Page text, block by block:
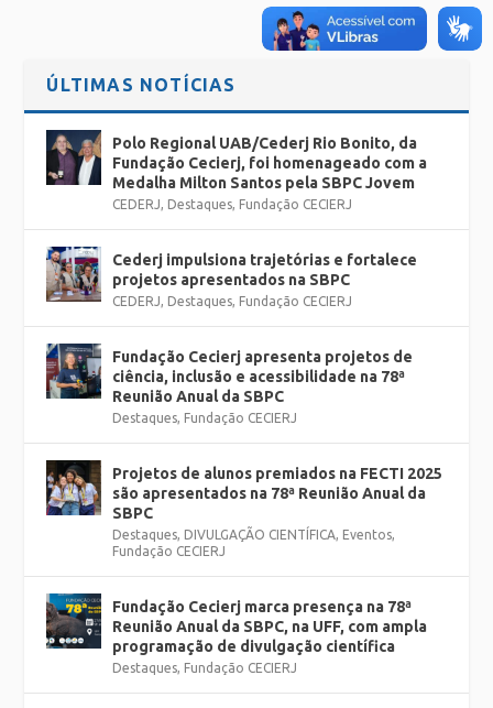
ÚLTIMAS NOTÍCIAS
Polo Regional UAB/Cederj Rio Bonito, da
Fundação Cecierj, foi homenageado com a
Medalha Milton Santos pela SBPC Jovem
CEDERJ, Destaques, Fundação CECIERJ
Cederj impulsiona trajetórias e fortalece
projetos apresentados na SBPC
CEDERJ, Destaques, Fundação CECIERJ
Fundação Cecierj apresenta projetos de
ciência, inclusão e acessibilidade na 78ª
Reunião Anual da SBPC
Destaques, Fundação CECIERJ
Projetos de alunos premiados na FECTI 2025
são apresentados na 78ª Reunião Anual da
SBPC
Destaques, DIVULGAÇÃO CIENTÍFICA, Eventos,
Fundação CECIERJ
Fundação Cecierj marca presença na 78ª
Reunião Anual da SBPC, na UFF, com ampla
programação de divulgação científica
Destaques, Fundação CECIERJ